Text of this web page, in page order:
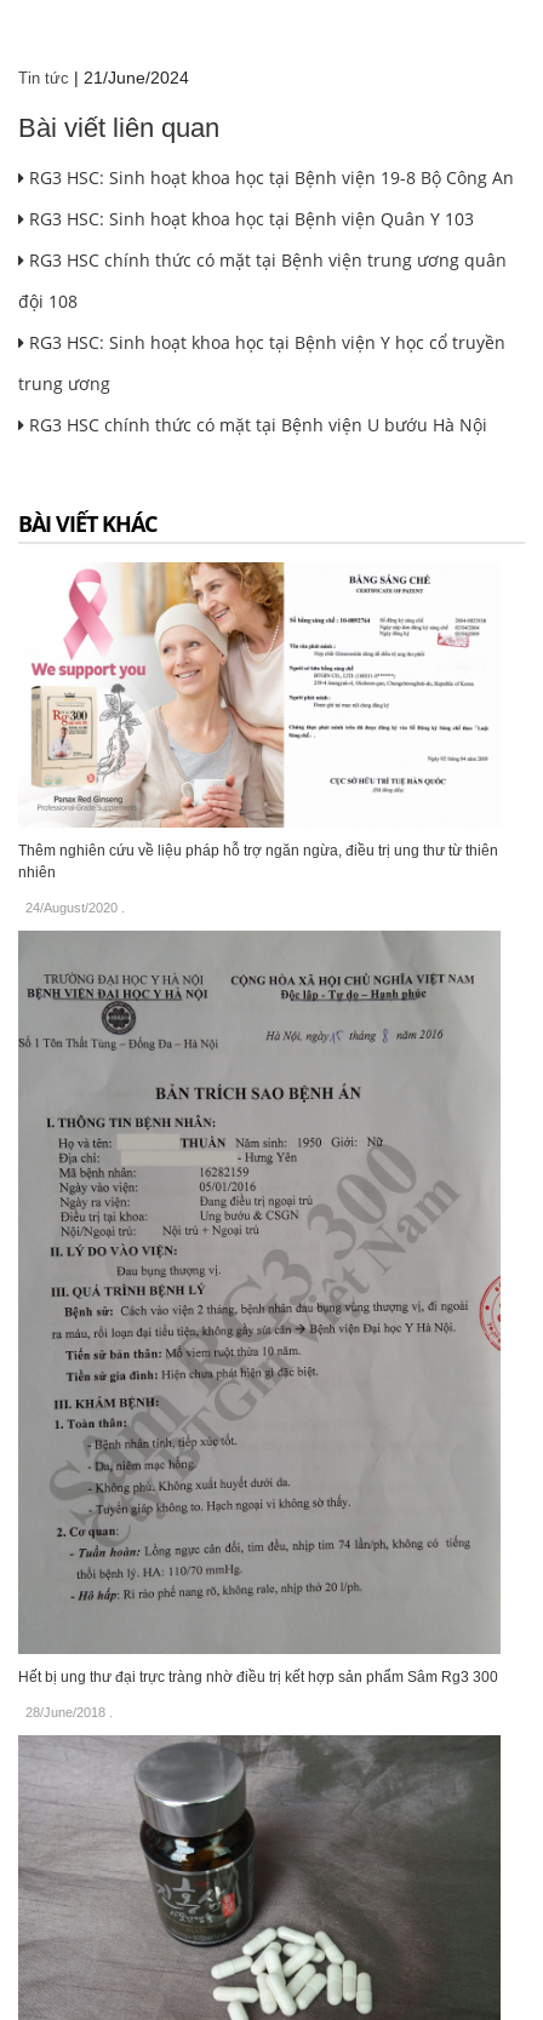
Tin tức | 21/June/2024
Bài viết liên quan
RG3 HSC: Sinh hoạt khoa học tại Bệnh viện 19-8 Bộ Công An
RG3 HSC: Sinh hoạt khoa học tại Bệnh viện Quân Y 103
RG3 HSC chính thức có mặt tại Bệnh viện trung ương quân
đội 108
RG3 HSC: Sinh hoạt khoa học tại Bệnh viện Y học cổ truyền
trung ương
RG3 HSC chính thức có mặt tại Bệnh viện U bướu Hà Nội
BÀI VIẾT KHÁC
Thêm nghiên cứu về liệu pháp hỗ trợ ngăn ngừa, điều trị ung thư từ thiên
nhiên
24/August/2020
Hết bị ung thư đại trực tràng nhờ điều trị kết hợp sản phẩm Sâm Rg3 300
28/June/2018